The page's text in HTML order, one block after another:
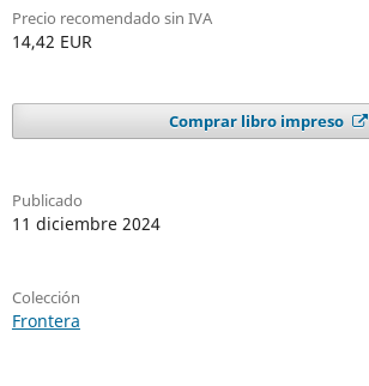
Precio recomendado sin IVA
14,42 EUR
Comprar libro impreso
Publicado
11 diciembre 2024
Colección
Frontera